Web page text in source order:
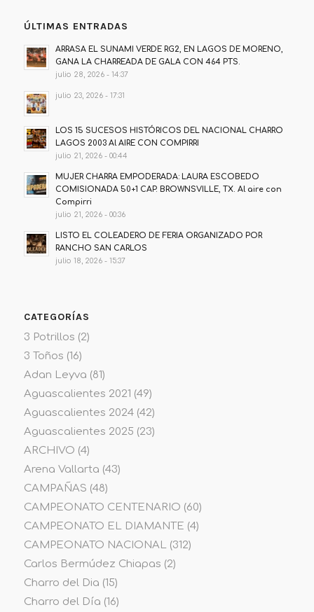
ÚLTIMAS ENTRADAS
ARRASA EL SUNAMI VERDE RG2, EN LAGOS DE MORENO,
GANA LA CHARREADA DE GALA CON 464 PTS.
julio 28, 2026 - 14:37
julio 23, 2026 - 17:31
LOS 15 SUCESOS HISTÓRICOS DEL NACIONAL CHARRO
LAGOS 2003 Al AIRE CON COMPIRRI
julio 21, 2026 - 00:44
MUJER CHARRA EMPODERADA: LAURA ESCOBEDO
COMISIONADA 50+1 CAP. BROWNSVILLE, TX. Al aire con
Compirri
julio 21, 2026 - 00:36
LISTO EL COLEADERO DE FERIA ORGANIZADO POR
RANCHO SAN CARLOS
julio 18, 2026 - 15:37
CATEGORÍAS
3 Potrillos (2)
3 Toños (16)
Adan Leyva (81)
Aguascalientes 2021 (49)
Aguascalientes 2024(42)
Aguascalientes 2025 (23)
ARCHIVO (4)
Arena Vallarta (43)
CAMPAÑAS (48)
CAMPEONATO CENTENARIO (60)
CAMPEONATO EL DIAMANTE (4)
CAMPEONATO NACIONAL(312)
Carlos Bermúdez Chiapas (2)
Charro del Dia (15)
Charro del Día (16)